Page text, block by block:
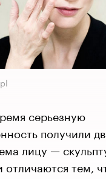
серьезную
получили
лицу —
отличаются тем,